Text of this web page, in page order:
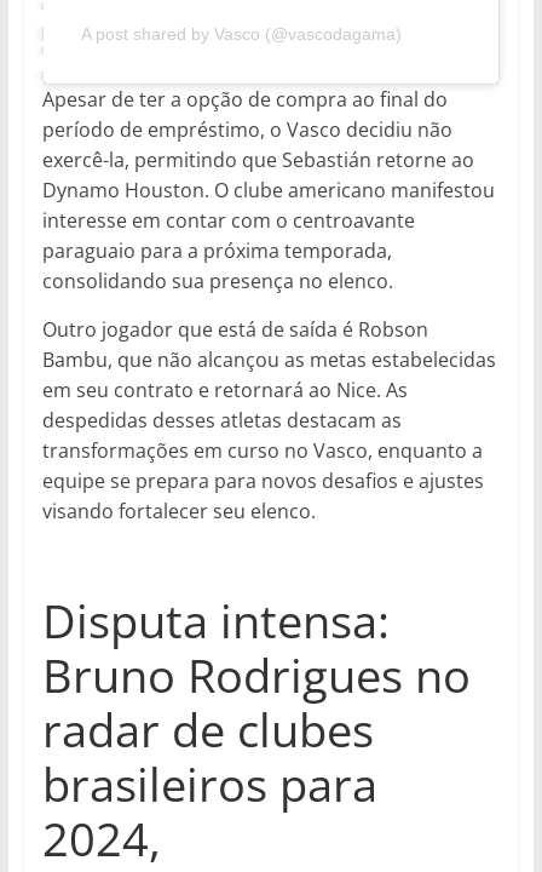
A post shared by Vasco (@vascodagama)
Apesar de ter a opção de compra ao final do
período de empréstimo, o Vasco decidiu não
exercê-la, permitindo que Sebastián retorne ao
Dynamo Houston. O clube americano manifestou
interesse em contar com o centroavante
paraguaio para a próxima temporada,
consolidando sua presença no elenco.
Outro jogador que está de saída é Robson
Bambu, que não alcançou as metas estabelecidas
em seu contrato e retornará ao Nice. As
despedidas desses atletas destacam as
transformações em curso no Vasco, enquanto a
equipe se prepara para novos desafios e ajustes
visando fortalecer seu elenco.
Disputa intensa:
Bruno Rodrigues no
radar de clubes
brasileiros para
2024,